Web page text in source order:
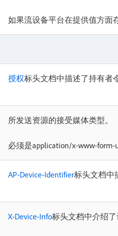
如果流设备平台在提供值方面
授权标头文档中描述了持有者
所发送资源的接受媒体类型。
必须是application/x-www-form-
AP-Device-Identifier标头文档中
X-Device-Info标头文档中介绍了